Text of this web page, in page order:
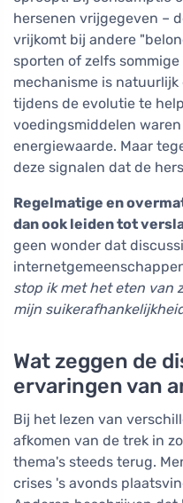
hersenen vrijgegeven –
vrijkomt bij andere
sporten of zelfs
mechanisme is
tijdens de evolutie te
voedingsmiddelen
energiewaarde. Maar
deze signalen dat de
Regelmatige en
dan ook leiden tot
geen wonder dat
stop ik met het eten van
mijn
Wat zeggen de
ervaringen van
Bij het lezen van
afkomen van de trek in
thema's steeds terug.
crises 's avonds